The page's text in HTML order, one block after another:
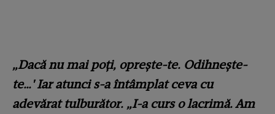
„Dacă nu mai poți, oprește-te. Odihnește-
te…' Iar atunci s-a întâmplat ceva cu
adevărat tulburător. „I-a curs o lacrimă. Am